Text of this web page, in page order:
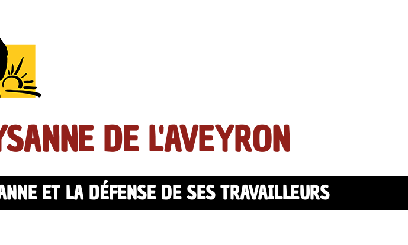
DE L'AVEYRON
ET LA DÉFENSE DE SES TRAVAILLEURS